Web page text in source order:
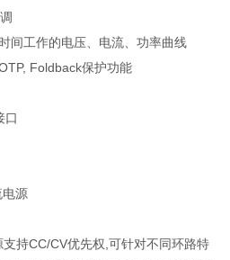
间工作的电压、电流、功率曲线
Foldback保护功能
口
持CC/CV优先权,可针对不同环路特